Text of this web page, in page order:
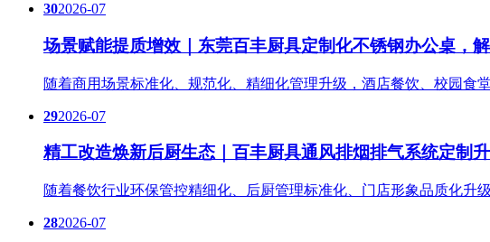
302026-07
场景赋能提质增效｜东莞百丰厨具定制化不锈钢办公桌，
随着商用场景标准化、规范化、精细化管理升级，酒店餐饮、校园
292026-07
精工改造焕新后厨生态｜百丰厨具通风排烟排气系统定制
随着餐饮行业环保管控精细化、后厨管理标准化、门店形象品质化
282026-07